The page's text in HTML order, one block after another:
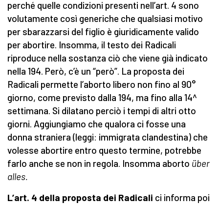
perché quelle condizioni presenti nell’art. 4 sono
volutamente così generiche che qualsiasi motivo
per sbarazzarsi del figlio è giuridicamente valido
per abortire. Insomma, il testo dei Radicali
riproduce nella sostanza ciò che viene già indicato
nella 194. Però, c’è un “però”. La proposta dei
Radicali permette l’aborto libero non fino al 90°
giorno, come previsto dalla 194, ma fino alla 14^
settimana. Si dilatano perciò i tempi di altri otto
giorni. Aggiungiamo che qualora ci fosse una
donna straniera (leggi: immigrata clandestina) che
volesse abortire entro questo termine, potrebbe
farlo anche se non in regola. Insomma aborto über
alles.
L’art. 4 della proposta dei Radicali ci informa poi